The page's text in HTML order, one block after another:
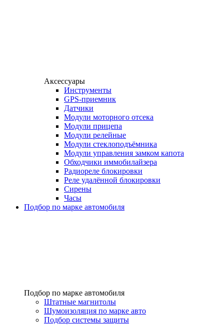
Аксессуары
Инструменты
GPS-приемник
Датчики
Модули моторного отсека
Модули прицепа
Модули релейные
Модули стеклоподъёмника
Модули управления замком капота
Обходчики иммобилайзера
Радиореле блокировки
Реле удалённой блокировки
Сирены
Часы
Подбор по марке автомобиля
Подбор по марке автомобиля
Штатные магнитолы
Шумоизоляция по марке авто
Подбор системы защиты